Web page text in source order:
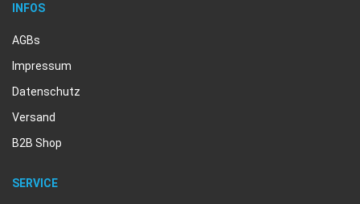
INFOS
AGBs
Impressum
Datenschutz
Versand
B2B Shop
SERVICE